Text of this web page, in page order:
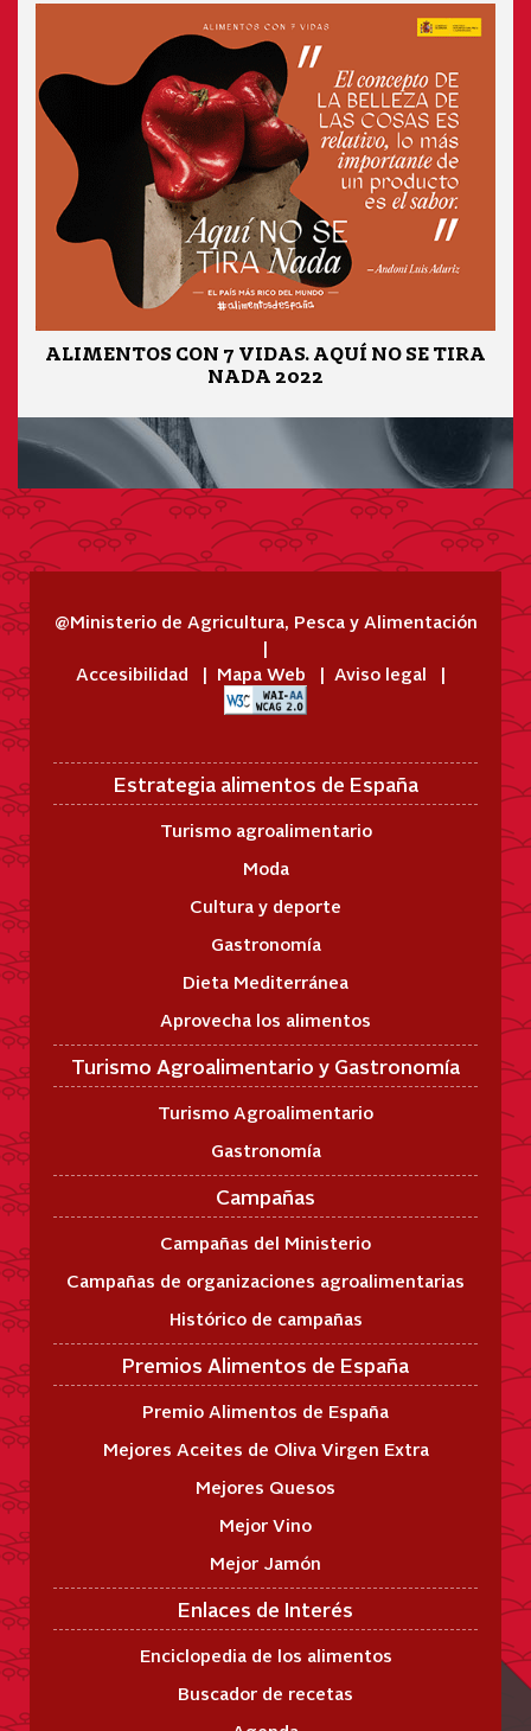
ALIMENTOS CON 7 VIDAS. AQUÍ NO SE TIRA
NADA 2022
@Ministerio de Agricultura, Pesca y Alimentación
Accesibilidad Mapa Web Aviso legal
Estrategia alimentos de España
Turismo agroalimentario
Moda
Cultura y deporte
Gastronomía
Dieta Mediterránea
Aprovecha los alimentos
Turismo Agroalimentario y Gastronomía
Turismo Agroalimentario
Gastronomía
Campañas
Campañas del Ministerio
Campañas de organizaciones agroalimentarias
Histórico de campañas
Premios Alimentos de España
Premio Alimentos de España
Mejores Aceites de Oliva Virgen Extra
Mejores Quesos
Mejor Vino
Mejor Jamón
Enlaces de Interés
Enciclopedia de los alimentos
Buscador de recetas